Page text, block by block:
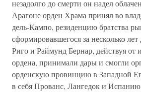
незадолго до смерти он надел
Арагоне орден Храма принял во
дель-Кампо, резиденцию братства
сформировавшегося за несколько
Риго и Раймунд Бернар, действуя от
ордена, принимали дары и смогли
орденскую провинцию в Западной
в себя Прованс, Лангедок и